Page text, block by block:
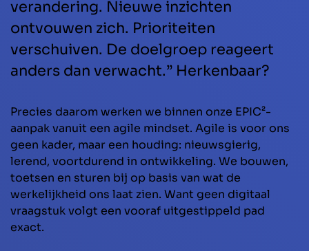
verandering. Nieuwe inzichten
ontvouwen zich. Prioriteiten
verschuiven. De doelgroep reageert
anders dan verwacht.” Herkenbaar?
Precies daarom werken we binnen onze EPIC²-
aanpak vanuit een agile mindset. Agile is voor ons
geen kader, maar een houding: nieuwsgierig,
lerend, voortdurend in ontwikkeling. We bouwen,
toetsen en sturen bij op basis van wat de
werkelijkheid ons laat zien. Want geen digitaal
vraagstuk volgt een vooraf uitgestippeld pad
exact.